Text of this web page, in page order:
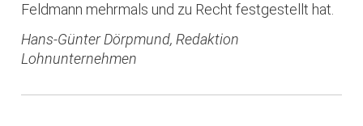
Feldmann mehrmals und zu Recht festgestellt hat.
Hans-Günter Dörpmund, Redaktion
Lohnunternehmen